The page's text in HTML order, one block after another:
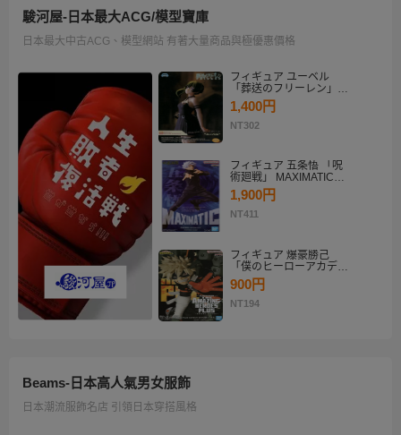
駿河屋-日本最大ACG/模型寶庫
日本最大中古ACG、模型網站 有著大量商品與極優惠價格
フィギュア ユーベル
「葬送のフリーレン」
Desktop×Decorate
Collection“ユーベル”
1,400円
NT302
フィギュア 五条悟 「呪
術廻戦」 MAXIMATIC
SATORU GOJO
1,900円
NT411
フィギュア 爆豪勝己
「僕のヒーローアカデミ
ア」 THE AMAZING
HEROES-PLUS-
KATSUKI BAKUGO II
900円
NT194
Beams-日本高人氣男女服飾
日本潮流服飾名店 引領日本穿搭風格